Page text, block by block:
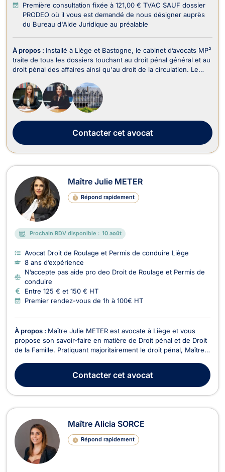
Première consultation fixée à 121,00 € TVAC SAUF dossier
PRODEO où il vous est demandé de nous désigner auprès
du Bureau d'Aide Juridique au préalable
À propos : Installé à Liège et Bastogne, le cabinet d’avocats MP²
traite de tous les dossiers touchant au droit pénal général et au
droit pénal des affaires ainsi qu'au droit de la circulation. Le
tant les victimes que les auteurs présumés d’infraction au droit
pénal des af...
Contactercet avocat
Maître Julie METER
Répond rapidement
Prochain RDV disponible : 10 août
Avocat Droit de Roulage et Permis de conduire Liège
8 ans d’expérience
N’accepte pas aide pro deo Droit de Roulage et Permis de
conduire
Entre 125 € et 150 € HT
Premier rendez-vous de 1h à 100€ HT
À propos : Maître Julie METER est avocate à Liège et vous
propose son savoir-faire en matière de Droit pénal et de Droit
de la Famille. Pratiquant majoritairement le droit pénal, Maître
auteur ou victime d’infractions. Elle sera présente à vos côtés
lors de toutes les étapes de ...
Contactercet avocat
Maître Alicia SORCE
Répond rapidement